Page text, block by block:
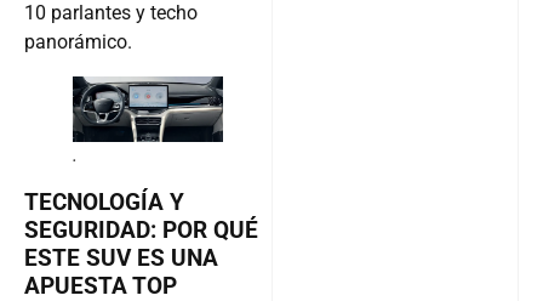
10 parlantes y techo
panorámico.
.
TECNOLOGÍA Y
SEGURIDAD: POR QUÉ
ESTE SUV ES UNA
APUESTA TOP